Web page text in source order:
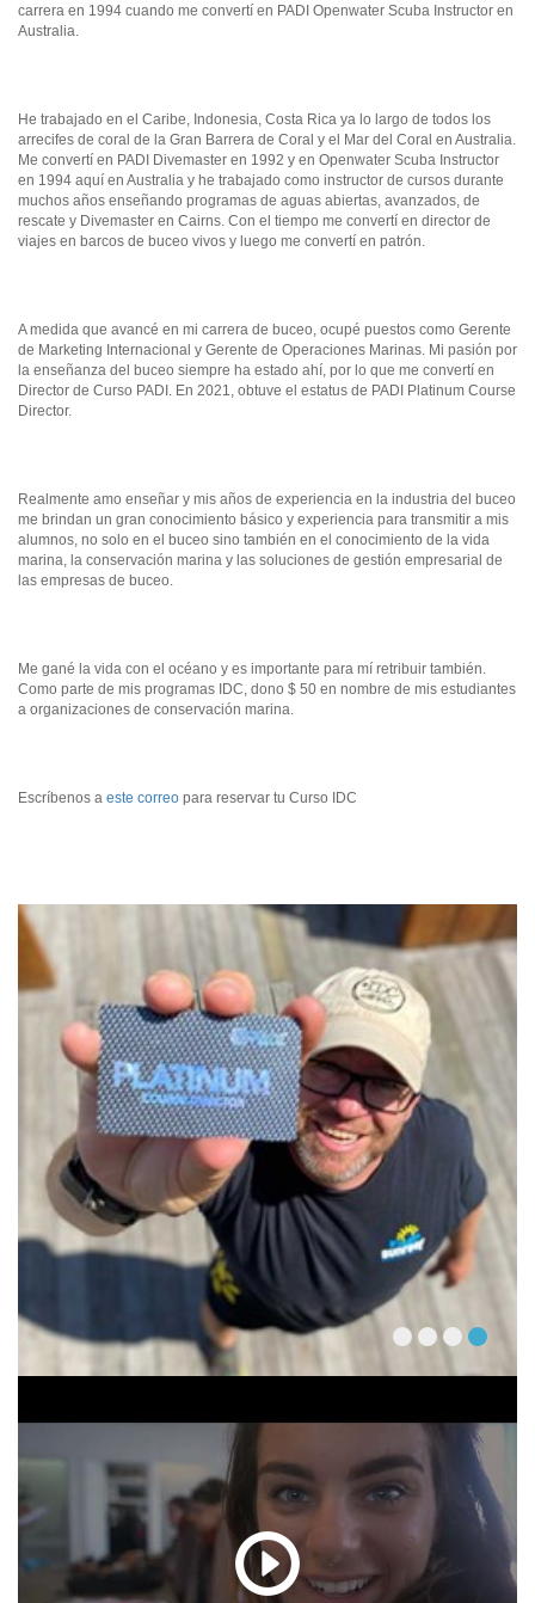
carrera en 1994 cuando me convertí en PADI Openwater Scuba Instructor en
Australia.
He trabajado en el Caribe, Indonesia, Costa Rica ya lo largo de todos los
arrecifes de coral de la Gran Barrera de Coral y el Mar del Coral en Australia.
Me convertí en PADI Divemaster en 1992 y en Openwater Scuba Instructor
en 1994 aquí en Australia y he trabajado como instructor de cursos durante
muchos años enseñando programas de aguas abiertas, avanzados, de
rescate y Divemaster en Cairns. Con el tiempo me convertí en director de
viajes en barcos de buceo vivos y luego me convertí en patrón.
A medida que avancé en mi carrera de buceo, ocupé puestos como Gerente
de Marketing Internacional y Gerente de Operaciones Marinas. Mi pasión por
la enseñanza del buceo siempre ha estado ahí, por lo que me convertí en
Director de Curso PADI. En 2021, obtuve el estatus de PADI Platinum Course
Director.
Realmente amo enseñar y mis años de experiencia en la industria del buceo
me brindan un gran conocimiento básico y experiencia para transmitir a mis
alumnos, no solo en el buceo sino también en el conocimiento de la vida
marina, la conservación marina y las soluciones de gestión empresarial de
las empresas de buceo.
Me gané la vida con el océano y es importante para mí retribuir también.
Como parte de mis programas IDC, dono $ 50 en nombre de mis estudiantes
a organizaciones de conservación marina.
Escríbenos a este correo para reservar tu Curso IDC